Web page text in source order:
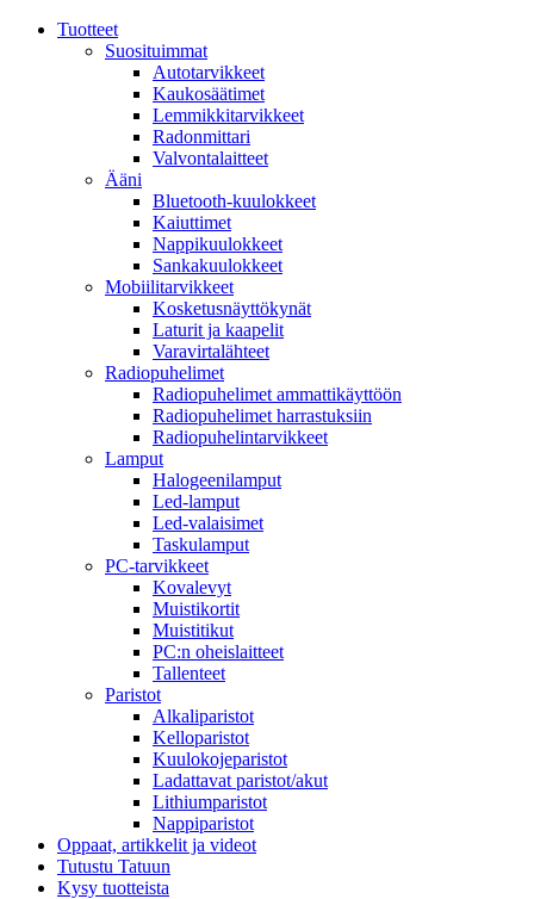
Tuotteet
Suosituimmat
Autotarvikkeet
Kaukosäätimet
Lemmikkitarvikkeet
Radonmittari
Valvontalaitteet
Ääni
Bluetooth-kuulokkeet
Kaiuttimet
Nappikuulokkeet
Sankakuulokkeet
Mobiilitarvikkeet
Kosketusnäyttökynät
Laturit ja kaapelit
Varavirtalähteet
Radiopuhelimet
Radiopuhelimet ammattikäyttöön
Radiopuhelimet harrastuksiin
Radiopuhelintarvikkeet
Lamput
Halogeenilamput
Led-lamput
Led-valaisimet
Taskulamput
PC-tarvikkeet
Kovalevyt
Muistikortit
Muistitikut
PC:n oheislaitteet
Tallenteet
Paristot
Alkaliparistot
Kelloparistot
Kuulokojeparistot
Ladattavat paristot/akut
Lithiumparistot
Nappiparistot
Oppaat, artikkelit ja videot
Tutustu Tatuun
Kysy tuotteista